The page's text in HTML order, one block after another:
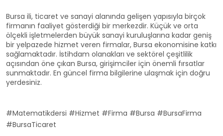
Bursa ili, ticaret ve sanayi alanında gelişen yapısıyla birçok
firmanın faaliyet gösterdiği bir merkezdir. Küçük ve orta
ölçekli işletmelerden büyük sanayi kuruluşlarına kadar geniş
bir yelpazede hizmet veren firmalar, Bursa ekonomisine katkı
sağlamaktadır. İstihdam olanakları ve sektörel çeşitlilik
açısından öne çıkan Bursa, girişimciler için önemli fırsatlar
sunmaktadır. En güncel firma bilgilerine ulaşmak için doğru
yerdesiniz.
#Matematikdersi #Hizmet #Firma #Bursa #BursaFirma
#BursaTicaret